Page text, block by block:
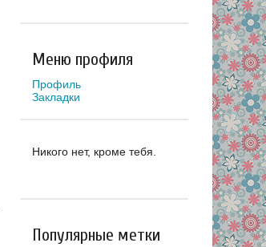
Меню профиля
Профиль
Закладки
Никого нет, кроме тебя.
Популярные метки